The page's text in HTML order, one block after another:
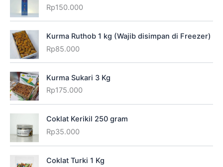
Rp150.000
Kurma Ruthob 1 kg (Wajib disimpan di Freezer)
Rp85.000
Kurma Sukari 3 Kg
Rp175.000
Coklat Kerikil 250 gram
Rp35.000
Coklat Turki 1 Kg